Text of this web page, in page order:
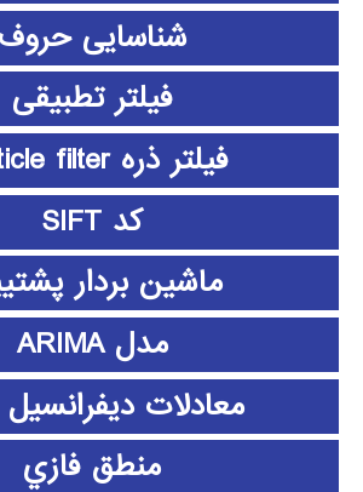
شناسایی حروف
فیلتر تطبیقی
فیلتر ذره particle filter
کد SIFT
ماشین بردار
مدل ARIMA
معادلات دیفرانسیل ODE
منطق فازي